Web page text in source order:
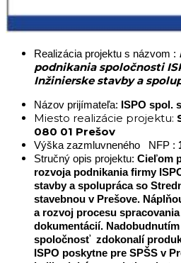
Realizácia projektu s názvom :
podnikania spoločnosti
Inžinierske stavby a
Názov prijímateľa: ISPO spol.
Miesto realizácie projektu:
080 01 Prešov
Výška zazmluvneného NFP :
Stručný opis projektu: Cieľom
rozvoja podnikania firmy
stavby a spolupráca so
stavebnou v Prešove.
a rozvoj procesu
dokumentácií.
spoločnosť zdokonalí
ISPO poskytne pre SPŠS v